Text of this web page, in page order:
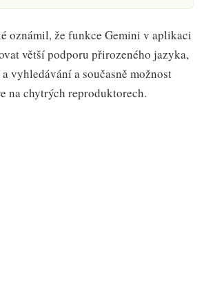
oznámil, že funkce Gemini v aplikaci
větší podporu přirozeného jazyka,
vyhledávání a současně možnost
na chytrých reproduktorech.